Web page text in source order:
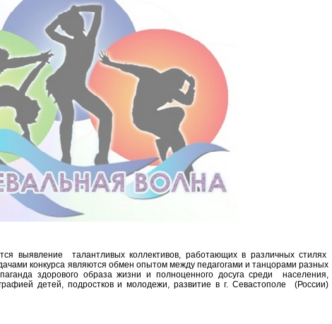
выявление талантливых коллективов, работающих в различных стилях
конкурса являются обмен опытом между педагогами и танцорами разных
здорового образа жизни и полноценного досуга среди населения,
детей, подростков и молодежи, развитие в г. Севастополе (России)